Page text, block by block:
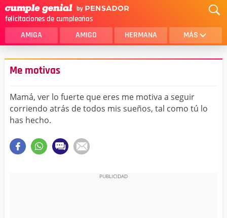
felicitaciones de cumpleaños
AMIGA AMIGO HERMANA MÁS
MAMA
AMOR
SOBRINA
HIJA
HERMANO
NOVIA
Me motivas
Mamá, ver lo fuerte que eres me motiva a seguir
corriendo atrás de todos mis sueños, tal como tú lo
has hecho.